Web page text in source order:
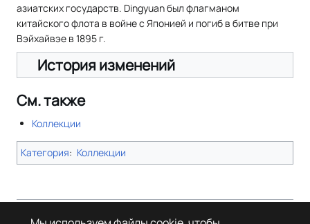
азиатских государств. Dingyuan был флагманом
китайского флота в войне с Японией и погиб в битве при
Вэйхайвэе в 1895 г.
История изменений
См. также
Коллекции
Категория: Коллекции
Страница в последний раз была отредактирована 19 августа 2024